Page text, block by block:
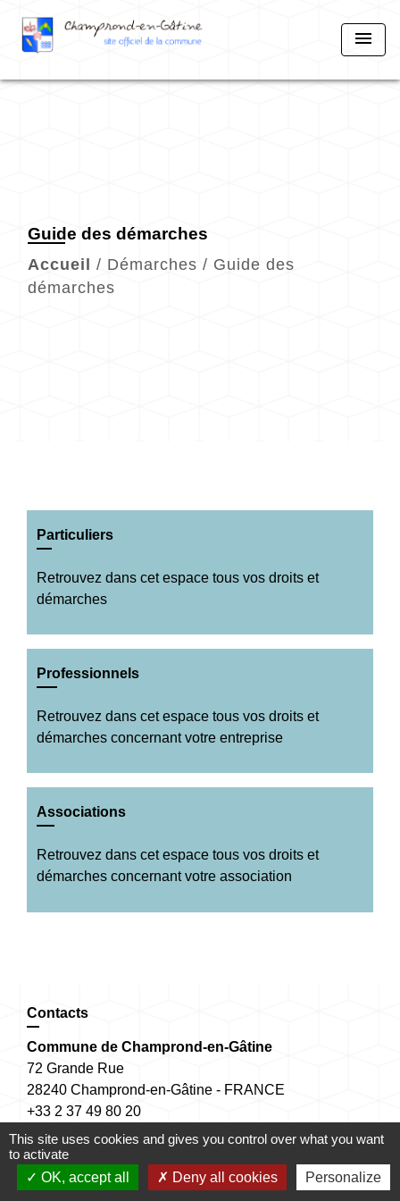
menu
Guide des démarches
Accueil / Démarches / Guide des
démarches
Particuliers
Retrouvez dans cet espace tous vos droits et
démarches
Professionnels
Retrouvez dans cet espace tous vos droits et
démarches concernant votre entreprise
Associations
Retrouvez dans cet espace tous vos droits et
démarches concernant votre association
Contacts
Commune de Champrond-en-Gâtine
72 Grande Rue
28240 Champrond-en-Gâtine - FRANCE
+33 2 37 49 80 20
Contact par formulaire
This site uses cookies and gives you control over what you want
to activate
OK, accept all
Deny all cookies Personalize